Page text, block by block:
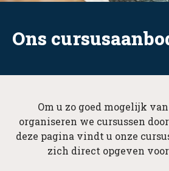
Ons
Om u zo goed mogelijk
organiseren we cursussen
deze pagina vindt u onze
zich direct opgeven